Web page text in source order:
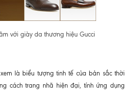
với giày da thương hiệu Gucci
là biểu tượng tinh tế của bản sắc thời
cách trang nhã hiện đại, tính ứng dụng